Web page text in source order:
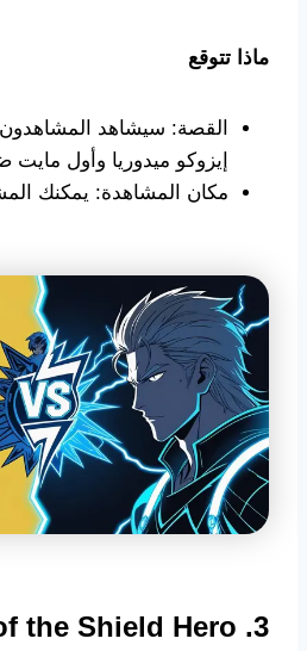
ماذا تتوقع
القصة: سيشاهد المشاهدون
إيزوكو ميدوريا وأول
مكان المشاهدة: يمكنك
the Shield Hero